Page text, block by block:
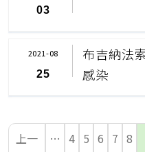
03
布吉納法
感染
2021-08
25
上一 … 4 5 6 7 8